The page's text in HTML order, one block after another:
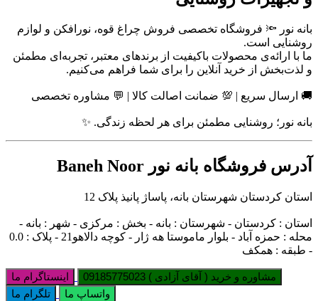
بانه نور 🔦 فروشگاه تخصصی فروش چراغ قوه، نورافکن و لوازم
روشنایی است.
ما با ارائه‌ی محصولات باکیفیت از برندهای معتبر، تجربه‌ای مطمئن
و لذت‌بخش از خرید آنلاین را برای شما فراهم می‌کنیم.
🚚 ارسال سریع | 💯 ضمانت اصالت کالا | 💬 مشاوره تخصصی
بانه نور؛ روشنایی مطمئن برای هر لحظه زندگی. ✨
آدرس فروشگاه بانه نور Baneh Noor
استان کردستان شهرستان بانه، پاساژ پانیذ پلاک 12
استان : کردستان - شهرستان : بانه - بخش : مرکزی - شهر : بانه -
محله : حمزه آباد - بلوار ماموستا هه ژار - کوچه دالاهو21 - پلاک : 0.0
- طبقه : همکف
مشاوره و خرید ( آقای آزادی ) 09185775023
اینستاگرام ما
واتساپ ما
تلگرام ما